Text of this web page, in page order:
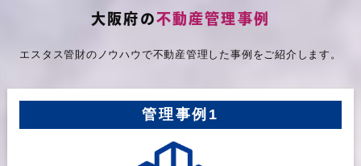
大阪府の不動産管理事例
エスタス管財のノウハウで不動産管理した事例をご紹介します。
管理事例1